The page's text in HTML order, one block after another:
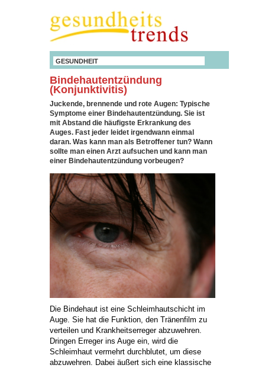
GESUNDHEIT
Bindehautentzündung
(Konjunktivitis)
Juckende, brennende und rote Augen: Typische
Symptome einer Bindehautentzündung. Sie ist
mit Abstand die häufigste Erkrankung des
Auges. Fast jeder leidet irgendwann einmal
daran. Was kann man als Betroffener tun? Wann
sollte man einen Arzt aufsuchen und kann man
einer Bindehautentzündung vorbeugen?
Die Bindehaut ist eine Schleimhautschicht im
Auge. Sie hat die Funktion, den Tränenfilm zu
verteilen und Krankheitserreger abzuwehren.
Dringen Erreger ins Auge ein, wird die
Schleimhaut vermehrt durchblutet, um diese
abzuwehren. Dabei äußert sich eine klassische